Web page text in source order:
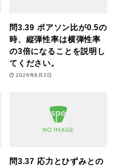
問3.39 ポアソン比が0.5の
時、縦弾性率は横弾性率
の3倍になることを説明し
てください。
2026年8月2日
問3.37 応力とひずみとの